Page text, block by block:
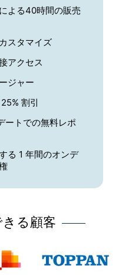
よる40時間の販売
スタマイズ
アクセス
ジャー
割引
ートでの無料レポ
る 1 年間のオンデ
る顧客